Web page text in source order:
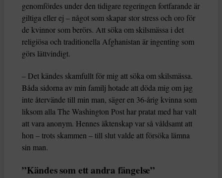
genomfördes under den tidigare regeringen fortfarande är
giltiga eller ej – något som skapar stor stress och oro för
de kvinnor som berörs. Att söka om skilsmässa i det
religiösa och traditionella Afghanistan är ingenting som
görs lättvindigt.
– Det kändes skamfullt för mig att söka om skilsmässa.
Båda sidorna av min familj hotade att döda mig om jag
inte återvände till min man, säger en 36-årig kvinna som
liksom alla The Washington Post har pratat med har valt
att vara anonym. Hennes äktenskap var så våldsamt att
hon – trots skammen – till slut valde att försöka lämna
sin man.
”Kändes som ett andra fängelse”